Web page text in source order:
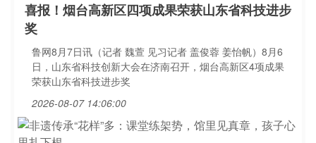
喜报！烟台高新区四项成果荣获山东省科技进步
奖
鲁网8月7日讯（记者 魏萱 见习记者 盖俊蓉 姜怡帆）8月6
日，山东省科技创新大会在济南召开，烟台高新区4项成果
荣获山东省科技进步奖
2026-08-07 14:06:00